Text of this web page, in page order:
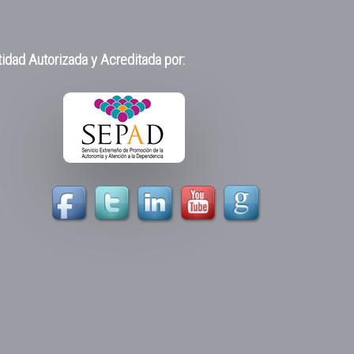
Autorizada y Acreditada por: